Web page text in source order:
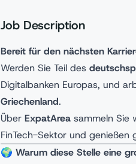
Job Description
Bereit für den nächsten
Werden Sie Teil des
Digitalbanken Europas, und
Griechenland.
Über ExpatArea sammeln Sie
FinTech-Sektor und
🌍 Warum diese Stelle eine